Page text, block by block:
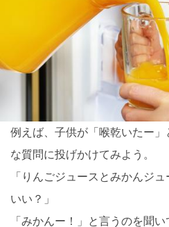
例えば、子供が「喉乾いたー
な質問に投げかけてみよう。
「りんごジュースとみかんジ
いい？」
「みかんー！」と言うのを聞